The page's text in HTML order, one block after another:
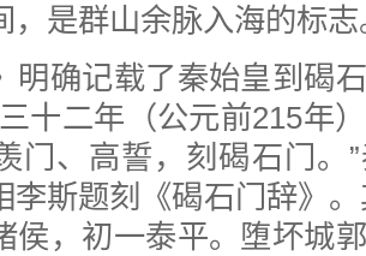
，是群山余脉入海的标志
确记载了秦始皇到碣石
十二年（公元前215年
门、高誓，刻碣石门。
李斯题刻《碣石门辞》
侯，初一泰平。堕坏城